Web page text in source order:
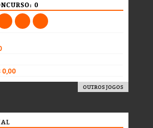
0
0,00
OUTROS JOGOS